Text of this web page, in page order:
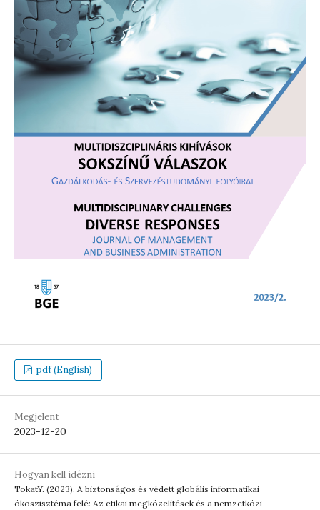
pdf (English)
Megjelent
2023-12-20
Hogyan kell idézni
TokatY. (2023). A biztonságos és védett globális informatikai
ökoszisztéma felé: Az etikai megközelítések és a nemzetközi